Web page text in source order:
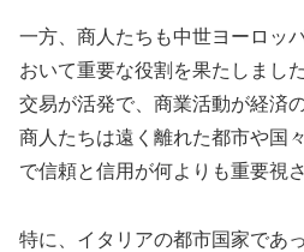
一方、商人たちも中世ヨーロッ
おいて重要な役割を果たしまし
交易が活発で、商業活動が経済
商人たちは遠く離れた都市や国
で信頼と信用が何よりも重要視
特に、イタリアの都市国家であ